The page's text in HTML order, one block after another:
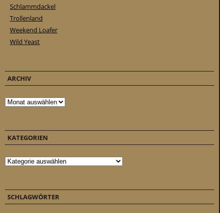
Schlammdackel
Trollenland
Weekend Loafer
Wild Yeast
ARCHIV
Archiv
KATEGORIEN
Kategorien
SCHLAGWÖRTER